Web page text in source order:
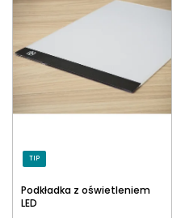
TIP
Podkładka z oświetleniem
LED